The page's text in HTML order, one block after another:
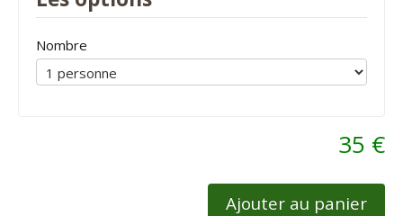
Nombre
35 €
Ajouter au panier